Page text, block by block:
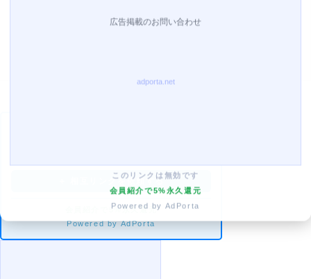
＋ 相互リンクを依頼する
会員紹介で5%永久還元
Powered by AdPorta
このリンクは無効です
会員紹介で5%永久還元
Powered by AdPorta